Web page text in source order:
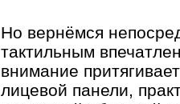
Но вернёмся
тактильным
внимание
лицевой панели,